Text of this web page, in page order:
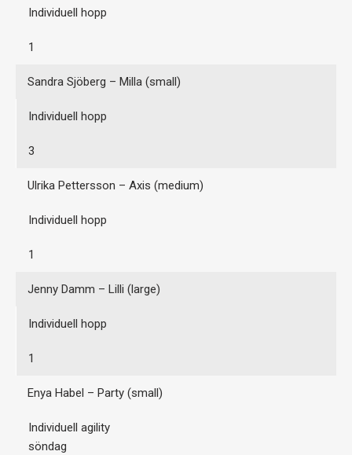
Individuell hopp
1
Sandra Sjöberg – Milla (small)
Individuell hopp
3
Ulrika Pettersson – Axis (medium)
Individuell hopp
1
Jenny Damm – Lilli (large)
Individuell hopp
1
Enya Habel – Party (small)
Individuell agility
söndag